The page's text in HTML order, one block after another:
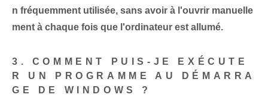
n fréquemment utilisée, sans avoir à l'ouvrir manuelle
ment à chaque fois que l'ordinateur est allumé.
3. COMMENT PUIS-JE EXÉCUTE
R UN PROGRAMME AU DÉMARRA
GE DE WINDOWS ?